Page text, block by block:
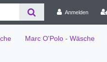
Anmelden
Marc O'Polo - Wäsche